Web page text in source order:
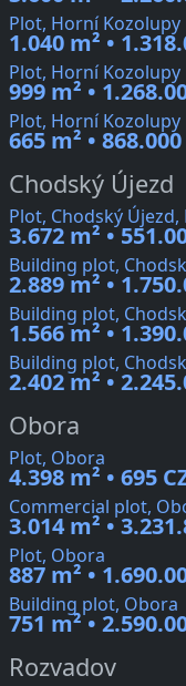
Plot, Horní Kozolupy
1.040 m² •
Plot, Horní Kozolupy
999 m² •
Plot, Horní Kozolupy
665 m² •
Chodský Újezd
Plot, Chodský Újezd,
3.672 m² •
Building plot,
2.889 m² •
Building plot,
1.566 m² •
Building plot,
2.402 m² •
Obora
Plot, Obora
4.398 m² • 695
Commercial plot,
3.014 m² •
Plot, Obora
887 m² •
Building plot, Obora
751 m² •
Rozvadov